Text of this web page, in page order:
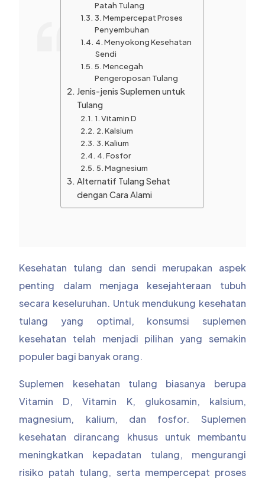
Patah Tulang
3. Mempercepat Proses
Penyembuhan
4. Menyokong Kesehatan
Sendi
5. Mencegah
Pengeroposan Tulang
Jenis-jenis Suplemen untuk
Tulang
1. Vitamin D
2. Kalsium
3. Kalium
4. Fosfor
5. Magnesium
Alternatif Tulang Sehat
dengan Cara Alami
Kesehatan tulang dan sendi merupakan aspek
penting dalam menjaga kesejahteraan tubuh
secara keseluruhan. Untuk mendukung kesehatan
tulang yang optimal, konsumsi suplemen
kesehatan telah menjadi pilihan yang semakin
populer bagi banyak orang.
Suplemen kesehatan tulang biasanya berupa
Vitamin D, Vitamin K, glukosamin, kalsium,
magnesium, kalium, dan fosfor. Suplemen
kesehatan dirancang khusus untuk membantu
meningkatkan kepadatan tulang, mengurangi
risiko patah tulang, serta mempercepat proses